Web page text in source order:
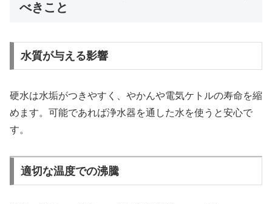
べきこと
水質が与える影響
硬水は水垢がつきやすく、やかんや電気ケトルの寿命を縮
めます。可能であれば浄水器を通した水を使うと安心で
す。
適切な温度での沸騰